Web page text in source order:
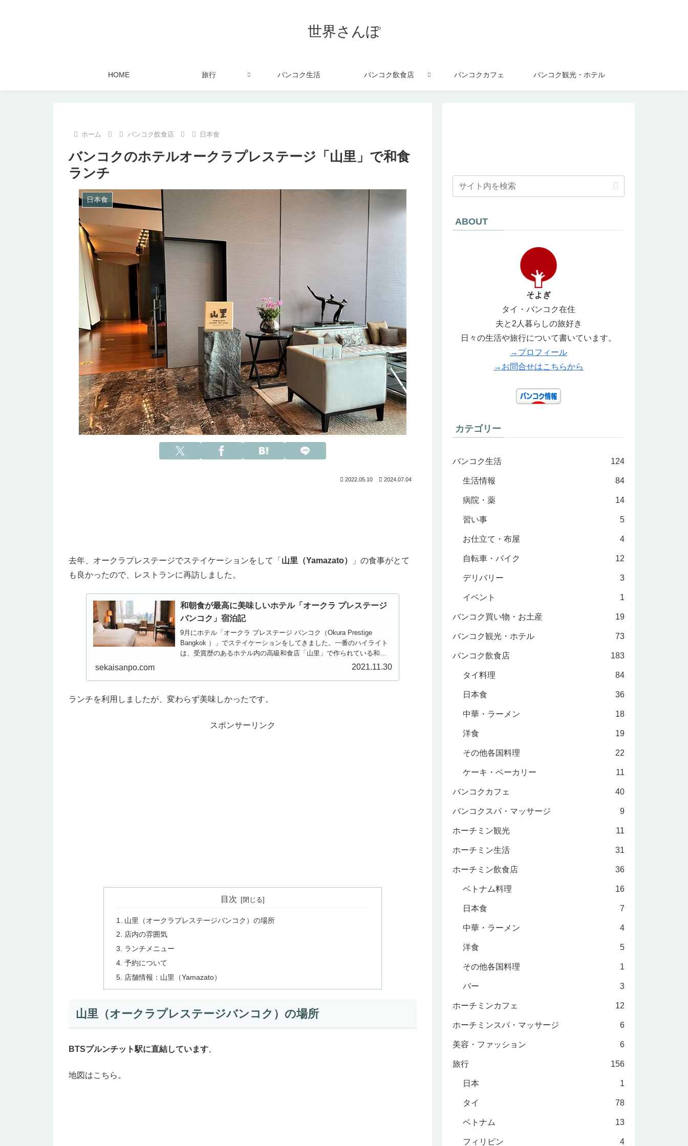
世界さんぽ
HOME 旅行 バンコク生活 バンコク飲食店 バンコクカフェ バンコク観光・ホテル
ホーム バンコク飲食店 日本食
バンコクのホテルオークラプレステージ「山里」で和食
ランチ
日本食
2022.05.10 2024.07.04
去年、オークラプレステージでステイケーションをして「 山里（Yamazato）
」の食事がとて
も良かったので、レストランに再訪しました。
和朝食が最高に美味しいホテル「オークラ プレステージ
バンコク」宿泊記
9月にホテル「オークラ プレステージ バンコク（Okura Prestige
Bangkok ）」でステイケーションをしてきました。一番のハイライト
は、受賞歴のあるホテル内の高級和食店「山里」で作られている和朝
sekaisanpo.com 2021.11.30
ランチを利用しましたが、変わらず美味しかったです。
スポンサーリンク
目次
山里（オークラプレステージバンコク）の場所
店内の雰囲気
ランチメニュー
予約について
店舗情報：山里（Yamazato）
山里（オークラプレステージバンコク）の場所
BTSプルンチット駅に直結しています。
地図はこちら。
ABOUT
そよぎ
タイ・バンコク在住
夫と2人暮らしの旅好き
日々の生活や旅行について書いています。
→プロフィール
→お問合せはこちらから
カテゴリー
バンコク生活 124
生活情報 84
病院・薬 14
習い事 5
お仕立て・布屋 4
自転車・バイク 12
デリバリー 3
イベント 1
バンコク買い物・お土産 19
バンコク観光・ホテル 73
バンコク飲食店 183
タイ料理 84
日本食 36
中華・ラーメン 18
洋食 19
その他各国料理 22
ケーキ・ベーカリー 11
バンコクカフェ 40
バンコクスパ・マッサージ 9
ホーチミン観光 11
ホーチミン生活 31
ホーチミン飲食店 36
ベトナム料理 16
日本食 7
中華・ラーメン 4
洋食 5
その他各国料理 1
バー 3
ホーチミンカフェ 12
ホーチミンスパ・マッサージ 6
美容・ファッション 6
旅行 156
日本 1
タイ 78
ベトナム 13
フィリピン 4